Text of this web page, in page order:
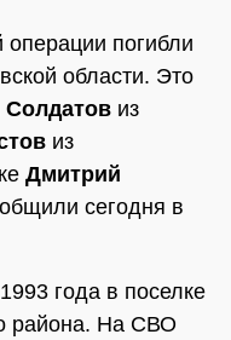
погибли
области. Это
Солдатов из
из
Дмитрий
сегодня в
года в поселке
района. На СВО